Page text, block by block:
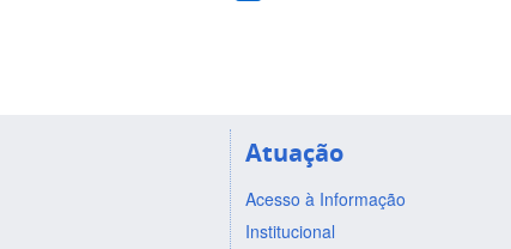
Atuação
Acesso à Informação
Institucional